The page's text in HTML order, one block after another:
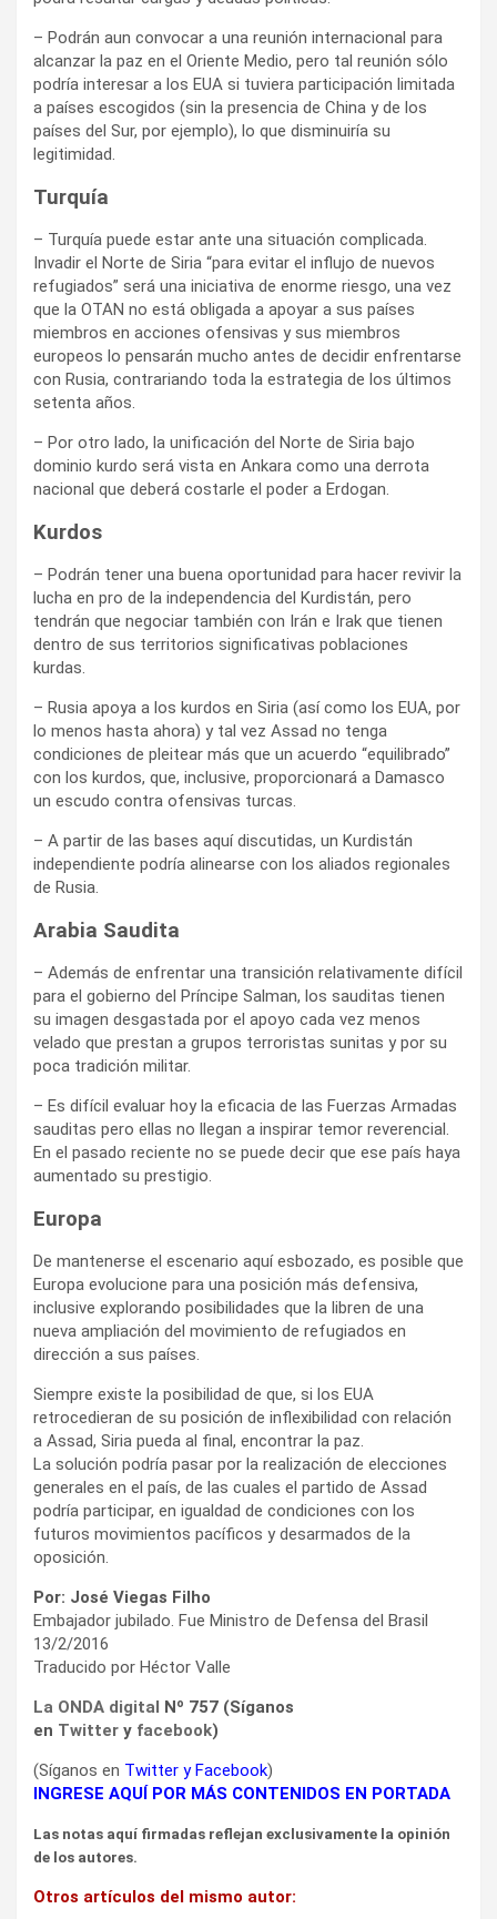
– Podrán aun convocar a una reunión internacional para
alcanzar la paz en el Oriente Medio, pero tal reunión sólo
podría interesar a los EUA si tuviera participación limitada
a países escogidos (sin la presencia de China y de los
países del Sur, por ejemplo), lo que disminuiría su
legitimidad.
Turquía
– Turquía puede estar ante una situación complicada.
Invadir el Norte de Siria “para evitar el influjo de nuevos
refugiados” será una iniciativa de enorme riesgo, una vez
que la OTAN no está obligada a apoyar a sus países
miembros en acciones ofensivas y sus miembros
europeos lo pensarán mucho antes de decidir enfrentarse
con Rusia, contrariando toda la estrategia de los últimos
setenta años.
– Por otro lado, la unificación del Norte de Siria bajo
dominio kurdo será vista en Ankara como una derrota
nacional que deberá costarle el poder a Erdogan.
Kurdos
– Podrán tener una buena oportunidad para hacer revivir la
lucha en pro de la independencia del Kurdistán, pero
tendrán que negociar también con Irán e Irak que tienen
dentro de sus territorios significativas poblaciones
kurdas.
– Rusia apoya a los kurdos en Siria (así como los EUA, por
lo menos hasta ahora) y tal vez Assad no tenga
condiciones de pleitear más que un acuerdo “equilibrado”
con los kurdos, que, inclusive, proporcionará a Damasco
un escudo contra ofensivas turcas.
– A partir de las bases aquí discutidas, un Kurdistán
independiente podría alinearse con los aliados regionales
de Rusia.
Arabia Saudita
– Además de enfrentar una transición relativamente difícil
para el gobierno del Príncipe Salman, los sauditas tienen
su imagen desgastada por el apoyo cada vez menos
velado que prestan a grupos terroristas sunitas y por su
poca tradición militar.
– Es difícil evaluar hoy la eficacia de las Fuerzas Armadas
sauditas pero ellas no llegan a inspirar temor reverencial.
En el pasado reciente no se puede decir que ese país haya
aumentado su prestigio.
Europa
De mantenerse el escenario aquí esbozado, es posible que
Europa evolucione para una posición más defensiva,
inclusive explorando posibilidades que la libren de una
nueva ampliación del movimiento de refugiados en
dirección a sus países.
Siempre existe la posibilidad de que, si los EUA
retrocedieran de su posición de inflexibilidad con relación
a Assad, Siria pueda al final, encontrar la paz.
La solución podría pasar por la realización de elecciones
generales en el país, de las cuales el partido de Assad
podría participar, en igualdad de condiciones con los
futuros movimientos pacíficos y desarmados de la
oposición.
Por: José Viegas Filho
Embajador jubilado. Fue Ministro de Defensa del Brasil
13/2/2016
Traducido por Héctor Valle
La ONDA digital Nº 757 (Síganos
en Twitter y facebook)
(Síganos en Twitter yFacebook)
INGRESE AQUÍ POR MÁS CONTENIDOS EN PORTADA
Las notas aquí firmadas reflejan exclusivamente la opinión
de los autores.
Otros artículos del mismo autor: